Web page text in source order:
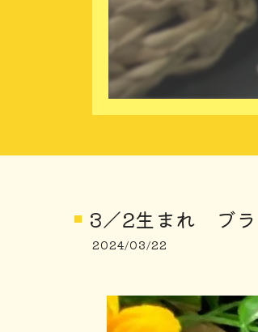
3／2生まれ ブラ
2024/03/22